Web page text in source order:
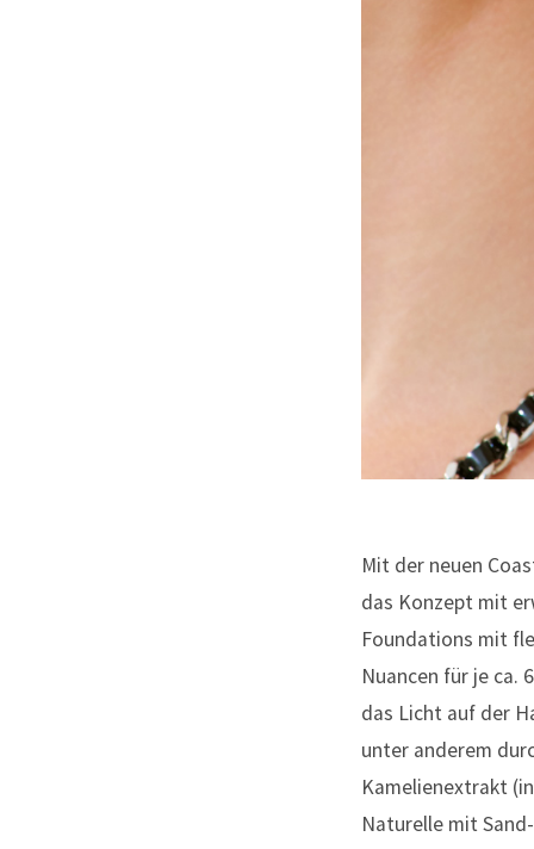
Mit der neuen
das Konzept mit
Foundations mit
Nuancen für je ca.
das Licht auf der
unter anderem
Kamelienextrakt
Naturelle mit